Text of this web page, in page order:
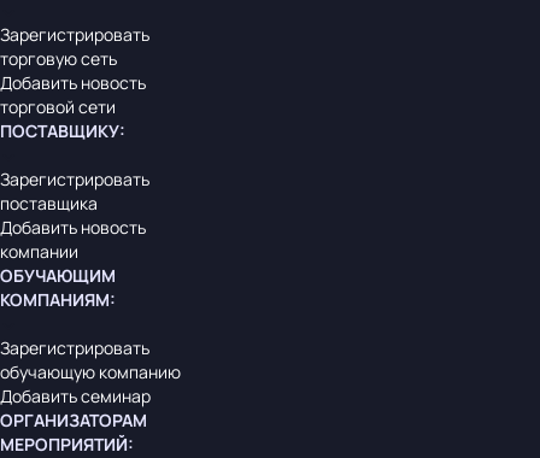
Зарегистрировать
торговую сеть
Добавить новость
торговой сети
ПОСТАВЩИКУ:
Зарегистрировать
поставщика
Добавить новость
компании
ОБУЧАЮЩИМ
КОМПАНИЯМ:
Зарегистрировать
обучающую компанию
Добавить семинар
ОРГАНИЗАТОРАМ
МЕРОПРИЯТИЙ: